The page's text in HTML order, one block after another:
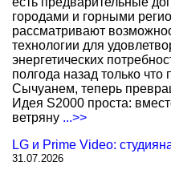
городами и горными
рассматривают
технологии для
энергетических
полгода назад только
Сычуанем, теперь
Идея S2000 проста:
ветряну ...>>
LG и Prime Video:
31.07.2026